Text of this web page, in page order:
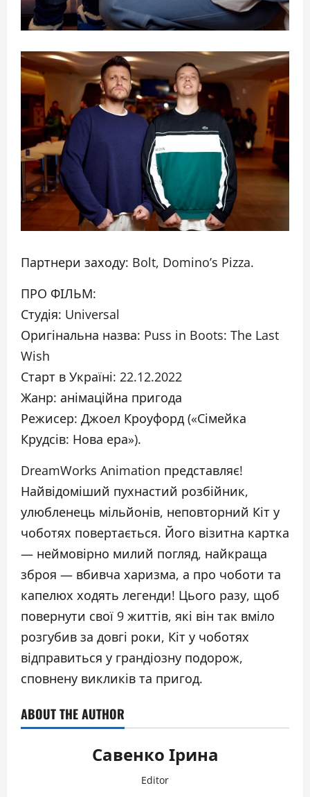
Партнери заходу: Bolt, Domino’s Pizza.
ПРО ФІЛЬМ:
Студія: Universal
Оригінальна назва: Puss in Boots: The Last
Wish
Старт в Україні: 22.12.2022
Жанр: анімаційна пригода
Режисер: Джоел Кроуфорд («Сімейка
Крудсів: Нова ера»).
DreamWorks Animation представляє!
Найвідоміший пухнастий розбійник,
улюбленець мільйонів, неповторний Кіт у
чоботях повертається. Його візитна картка
— неймовірно милий погляд, найкраща
зброя — вбивча харизма, а про чоботи та
капелюх ходять легенди! Цього разу, щоб
повернути свої 9 життів, які він так вміло
розгубив за довгі роки, Кіт у чоботях
відправиться у грандіозну подорож,
сповнену викликів та пригод.
ABOUT THE AUTHOR
Савенко Ірина
Editor